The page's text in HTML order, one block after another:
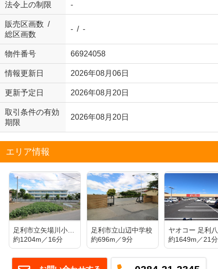
法令上の制限 -
販売区画数 /
総区画数
- / -
物件番号 66924058
情報更新日 2026年08月06日
更新予定日 2026年08月20日
取引条件の有効
期限
2026年08月20日
エリア情報
足利市立矢場川小学校
約1204m／16分
足利市立山辺中学校
約696m／9分
ヤオコー 足利
約1649m／21分